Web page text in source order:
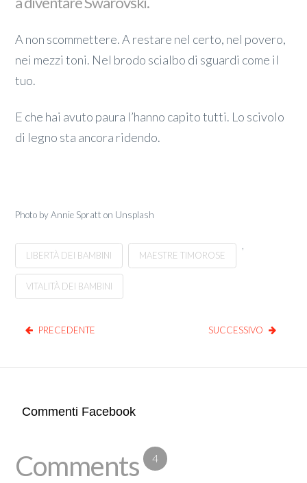
A non scommettere. A restare nel certo, nel povero,
nei mezzi toni. Nel brodo scialbo di sguardi come il
tuo.
E che hai avuto paura l’hanno capito tutti. Lo scivolo
di legno sta ancora ridendo.
Photo by Annie Spratt on Unsplash
LIBERTÀ DEI BAMBINI MAESTRE TIMOROSE
VITALITÀ DEI BAMBINI
PRECEDENTE SUCCESSIVO
Commenti Facebook
Comments 4